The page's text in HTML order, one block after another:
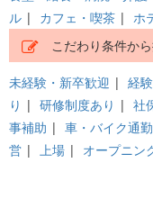
ル | カフェ・喫茶 | ホ
こだわり条件か
未経験・新卒歓迎 | 経
り | 研修制度あり | 社
事補助 | 車・バイク通
営 | 上場 | オープニン